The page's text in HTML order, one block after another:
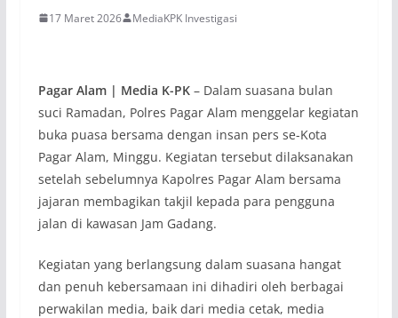
17 Maret 2026 MediaKPK Investigasi
Pagar Alam | Media K-PK– Dalam suasana bulan
suci Ramadan, Polres Pagar Alam menggelar kegiatan
buka puasa bersama dengan insan pers se-Kota
Pagar Alam, Minggu. Kegiatan tersebut dilaksanakan
setelah sebelumnya Kapolres Pagar Alam bersama
jajaran membagikan takjil kepada para pengguna
jalan di kawasan Jam Gadang.
Kegiatan yang berlangsung dalam suasana hangat
dan penuh kebersamaan ini dihadiri oleh berbagai
perwakilan media, baik dari media cetak, media